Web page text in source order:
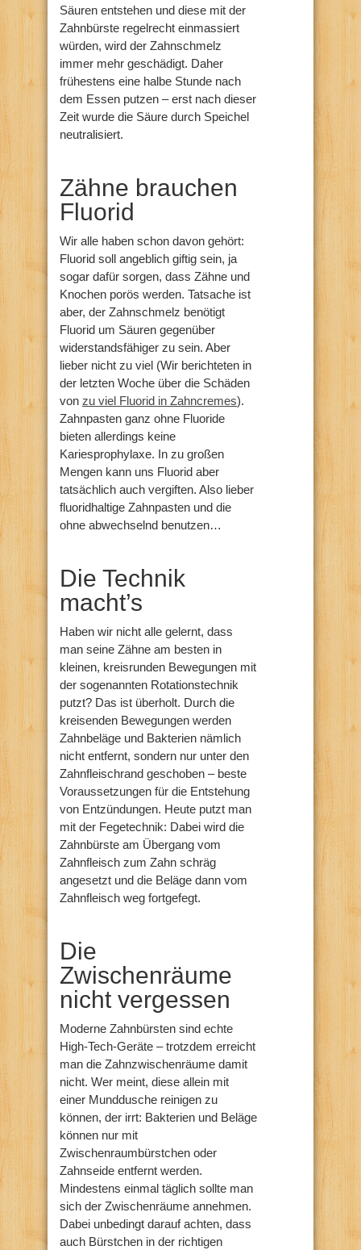
Säuren entstehen und diese mit der
Zahnbürste regelrecht einmassiert
würden, wird der Zahnschmelz
immer mehr geschädigt. Daher
frühestens eine halbe Stunde nach
dem Essen putzen – erst nach dieser
Zeit wurde die Säure durch Speichel
neutralisiert.
Zähne brauchen
Fluorid
Wir alle haben schon davon gehört:
Fluorid soll angeblich giftig sein, ja
sogar dafür sorgen, dass Zähne und
Knochen porös werden. Tatsache ist
aber, der Zahnschmelz benötigt
Fluorid um Säuren gegenüber
widerstandsfähiger zu sein. Aber
lieber nicht zu viel (Wir berichteten in
der letzten Woche über die Schäden
von zu viel Fluorid in Zahncremes).
Zahnpasten ganz ohne Fluoride
bieten allerdings keine
Kariesprophylaxe. In zu großen
Mengen kann uns Fluorid aber
tatsächlich auch vergiften. Also lieber
fluoridhaltige Zahnpasten und die
ohne abwechselnd benutzen…
Die Technik
macht’s
Haben wir nicht alle gelernt, dass
man seine Zähne am besten in
kleinen, kreisrunden Bewegungen mit
der sogenannten Rotationstechnik
putzt? Das ist überholt. Durch die
kreisenden Bewegungen werden
Zahnbeläge und Bakterien nämlich
nicht entfernt, sondern nur unter den
Zahnfleischrand geschoben – beste
Voraussetzungen für die Entstehung
von Entzündungen. Heute putzt man
mit der Fegetechnik: Dabei wird die
Zahnbürste am Übergang vom
Zahnfleisch zum Zahn schräg
angesetzt und die Beläge dann vom
Zahnfleisch weg fortgefegt.
Die
Zwischenräume
nicht vergessen
Moderne Zahnbürsten sind echte
High-Tech-Geräte – trotzdem erreicht
man die Zahnzwischenräume damit
nicht. Wer meint, diese allein mit
einer Munddusche reinigen zu
können, der irrt: Bakterien und Beläge
können nur mit
Zwischenraumbürstchen oder
Zahnseide entfernt werden.
Mindestens einmal täglich sollte man
sich der Zwischenräume annehmen.
Dabei unbedingt darauf achten, dass
auch Bürstchen in der richtigen